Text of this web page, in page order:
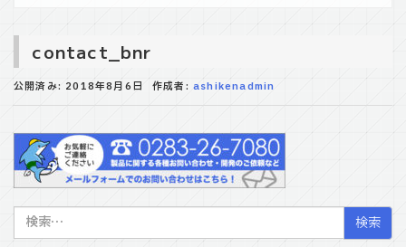
contact_bnr
公開済み: 2018年8月6日 作成者: ashikenadmin
検
索: